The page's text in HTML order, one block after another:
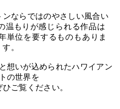
ならではのやさしい風合い
温もり が感じられる作品は
単位を要するものもありま
す。
想いが込められたハワイアン
の世界を
ご覧ください。